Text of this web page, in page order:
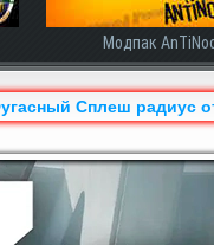
Модпак
Сплеш радиус